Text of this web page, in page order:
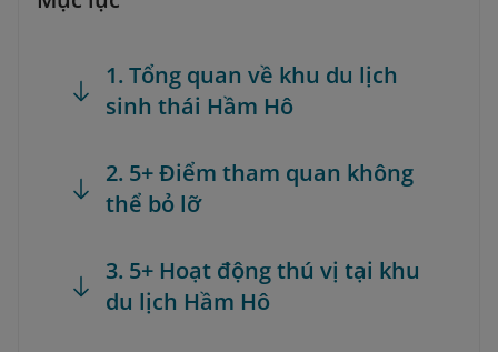
1. Tổng quan về khu du lịch
sinh thái Hầm Hô
2. 5+ Điểm tham quan không
thể bỏ lỡ
3. 5+ Hoạt động thú vị tại khu
du lịch Hầm Hô